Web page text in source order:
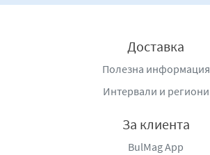
Доставка
Полезна информация
Интервали и региони
За клиента
BulMag App